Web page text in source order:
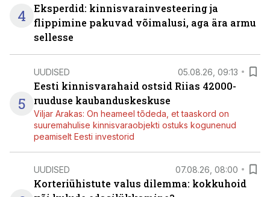
4
Eksperdid: kinnisvarainvesteering ja
flippimine pakuvad võimalusi, aga ära armu
sellesse
5
UUDISED 05.08.26, 09:13
Eesti kinnisvarahaid ostsid Riias 42000-
ruuduse kaubanduskeskuse
Viljar Arakas: On heameel tõdeda, et taaskord on
suuremahulise kinnisvaraobjekti ostuks kogunenud
peamiselt Eesti investorid
UUDISED 07.08.26, 08:00
Korteriühistute valus dilemma: kokkuhoid